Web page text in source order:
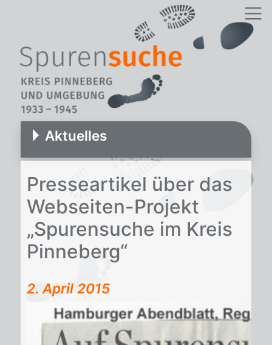
Aktuelles
Pres­se­ar­ti­kel über das
Web­sei­ten-Pro­jekt
„Spu­ren­su­che im Kreis
Pin­ne­berg“
2. April 2015